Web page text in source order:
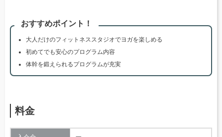
おすすめポイント！
大人だけのフィットネススタジオでヨガを楽しめる
初めてでも安心のプログラム内容
体幹を鍛えられるプログラムが充実
料金